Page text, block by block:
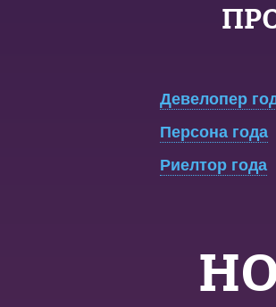
Девелопер
Персона года
Риелтор года